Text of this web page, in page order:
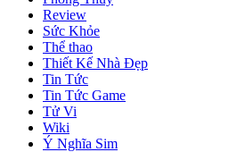
Review
Sức Khỏe
Thể thao
Thiết Kế Nhà Đẹp
Tin Tức
Tin Tức Game
Tử Vi
Wiki
Ý Nghĩa Sim